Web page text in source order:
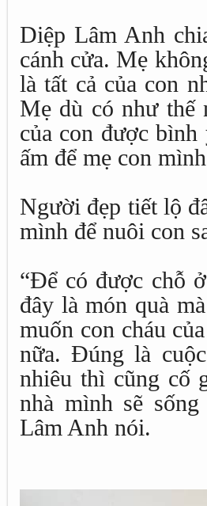
Diệp Lâm Anh
cánh cửa. Mẹ
là tất cả của con
Mẹ dù có như thế
của con được
ấm để mẹ con
Người đẹp tiết lộ
mình để nuôi con
“Để có được chỗ
đây là món quà
muốn con cháu
nữa. Đúng là
nhiêu thì cũng cố
nhà mình sẽ
Lâm Anh nói.